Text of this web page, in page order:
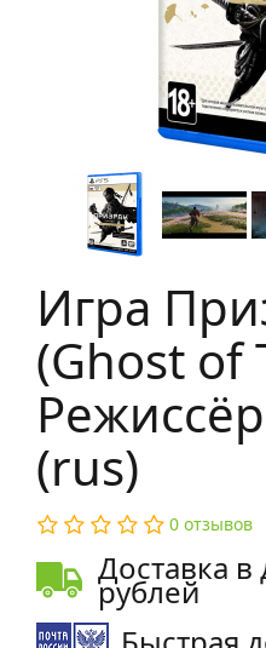
Игра
(Ghost of
(rus)
0 отзывов
Доставка в
рублей